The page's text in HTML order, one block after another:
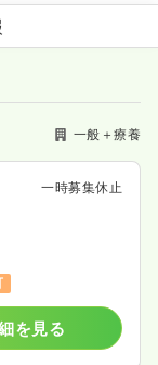
一般＋療養
一時募集休止
を見る